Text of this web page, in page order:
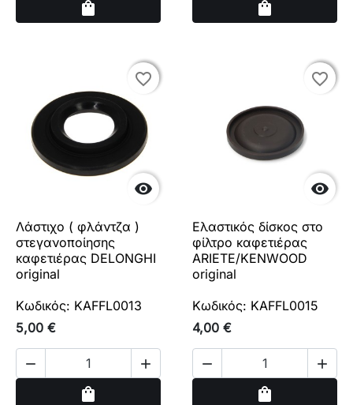
shopping_bag shopping_bag

favorite_border
favorite_border
Λάστιχο ( φλάντζα )
στεγανοποίησης
καφετιέρας DELONGHI
original
Κωδικός: KAFFL0013
5,00 €
 
shopping_bag

favorite_border
favorite_border
Ελαστικός δίσκος στο
φίλτρο καφετιέρας
ARIETE/KENWOOD
original
Κωδικός: KAFFL0015
4,00 €
 
shopping_bag